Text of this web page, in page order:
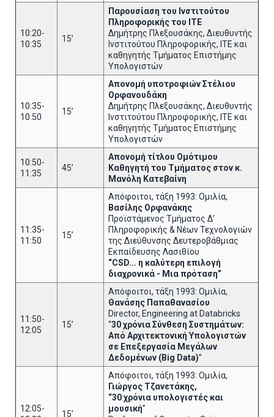
10:20-
10:35
15’
Παρουσίαση του Ινστιτούτου
Πληροφορικής του ΙΤΕ
Δημήτρης Πλεξουσάκης, Διευθυντής
Ινστιτούτου Πληροφορικής, ΙΤΕ και
καθηγητής Τμήματος Επιστήμης
Υπολογιστών
10:35-
10:50
15’
Απονομή υποτροφιών Στέλιου
Ορφανουδάκη
Δημήτρης Πλεξουσάκης, Διευθυντής
Ινστιτούτου Πληροφορικής, ΙΤΕ και
καθηγητής Τμήματος Επιστήμης
Υπολογιστών
10:50-
11:35
45’
Απονομή τίτλου Ομότιμου
Καθηγητή του Τμήματος στον κ.
Μανόλη Κατεβαίνη
11:35-
11:50
15’
Απόφοιτοι, τάξη 1993: Ομιλία,
Βασίλης Ορφανάκης
Προϊστάμενος Τμήματος Δ’
Πληροφορικής & Νέων Τεχνολογιών
της Διεύθυνσης Δευτεροβάθμιας
Εκπαίδευσης Λασιθίου
“CSD... η καλύτερη επιλογή
διαχρονικά - Μια πρόταση”
11:50-
12:05
15’
Απόφοιτοι, τάξη 1993: Ομιλία,
Θανάσης Παπαθανασίου
Director, Engineering at Databricks
“30 χρόνια Σύνθεση Συστημάτων:
Από Αρχιτεκτονική Υπολογιστών
σε Επεξεργασία Μεγάλων
Δεδομένων (Big Data)”
12:05-
15’
Απόφοιτοι, τάξη 1993: Ομιλία,
Γιώργος Τζανετάκης,
“30 χρόνια υπολογιστές και
μουσική”